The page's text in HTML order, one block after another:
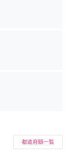
都道府縣一覧